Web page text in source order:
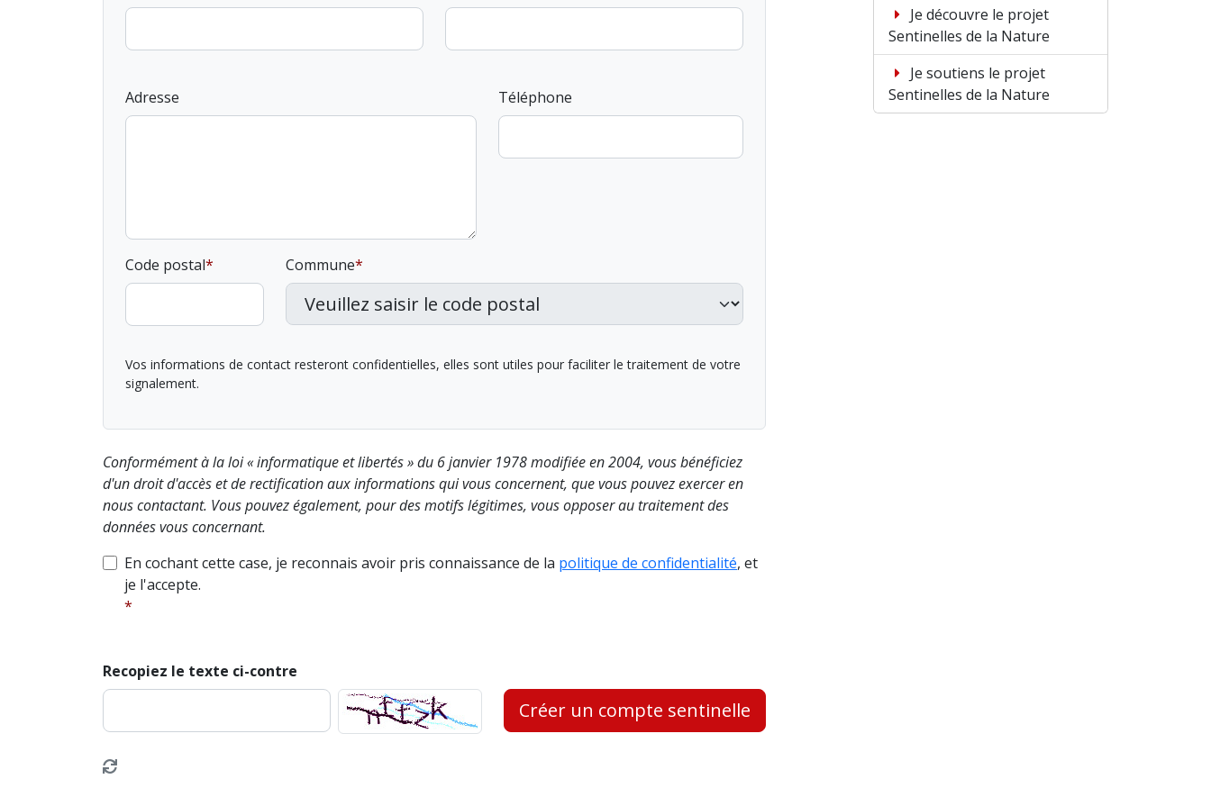
Adresse Téléphone
Code postal Commune
Vos informations de contact resteront confidentielles, elles sont utiles pour faciliter le traitement de votre
signalement.
Conformément à la loi « informatique et libertés » du 6 janvier 1978 modifiée en 2004, vous bénéficiez
d'un droit d'accès et de rectification aux informations qui vous concernent, que vous pouvez exercer en
nous contactant. Vous pouvez également, pour des motifs légitimes, vous opposer au traitement des
données vous concernant.
En cochant cette case, je reconnais avoir pris connaissance de la politique de confidentialité, et
je l'accepte.
Recopiez le texte ci-contre
Créer un compte sentinelle
Je découvre le projet
Sentinelles de la Nature
Je soutiens le projet
Sentinelles de la Nature